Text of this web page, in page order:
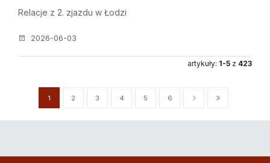
Relacje z 2. zjazdu w Łodzi
2026-06-03
artykuły: 1-5 z 423
1 2 3 4 5 6